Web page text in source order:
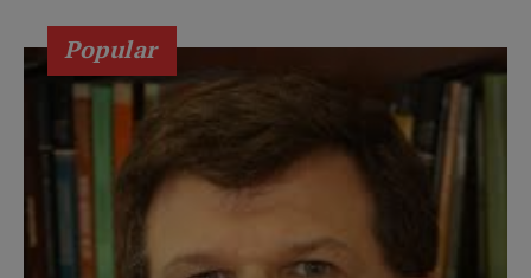
Popular